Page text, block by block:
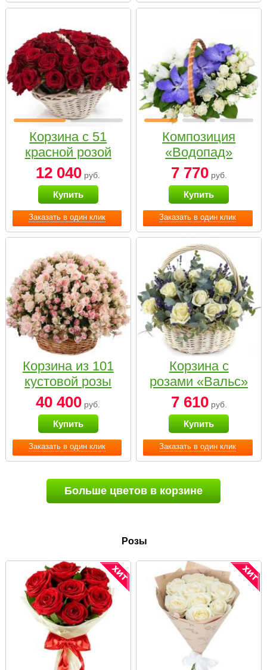
Заказать в один клик
Корзина с 51
красной розой
12 040 руб.
Купить
Заказать в один клик
Композиция
«Водопад»
7 770руб.
Купить
Заказать в один клик
Корзина из 101
кустовой розы
нежных тонов
40 400 руб.
Купить
Заказать в один клик
Корзина с
розами «Вальс»
7 610руб.
Купить
Больше цветов в корзине
Розы